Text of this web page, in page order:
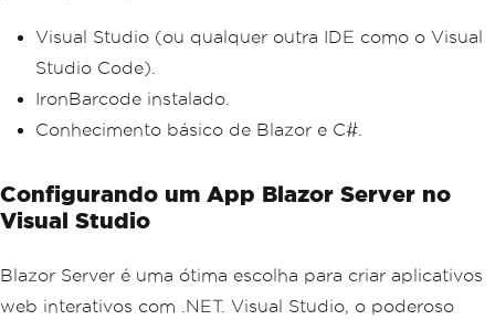
Visual Studio (ou qualquer outra IDE como o Visual
Studio Code).
IronBarcode instalado.
Conhecimento básico de Blazor e C#.
Configurando um App Blazor Server no
Visual Studio
Blazor Server é uma ótima escolha para criar aplicativos
web interativos com .NET. Visual Studio, o poderoso